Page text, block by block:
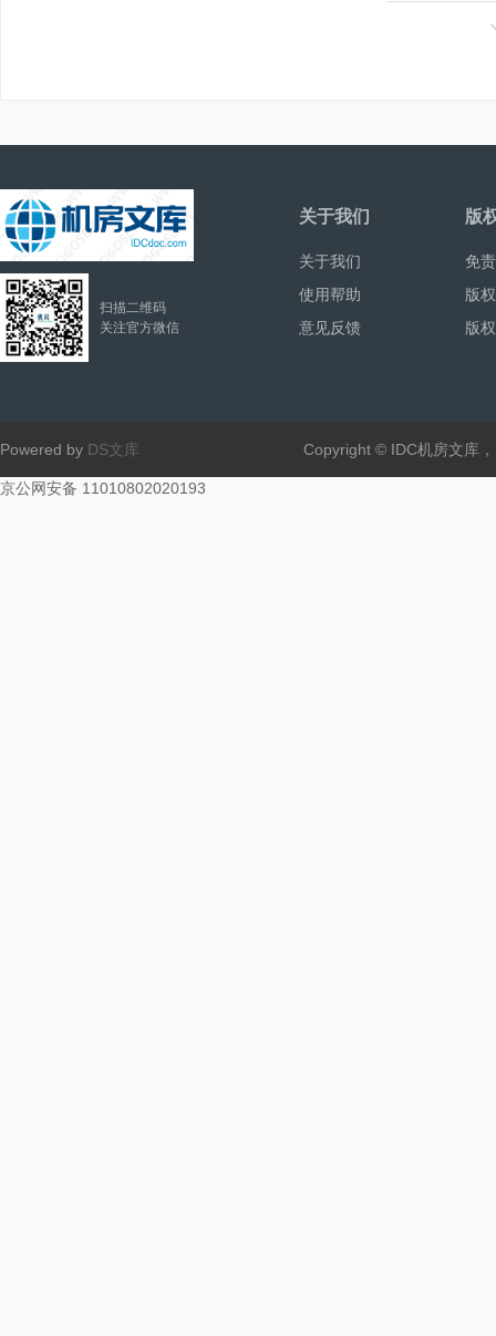
扫描二维码
关注官方微信
关于我们
关于我们
使用帮助
意见反馈
版
免
版
版
Powered by DS文库 Copyright © IDC机房文库
京公网安备 11010802020193